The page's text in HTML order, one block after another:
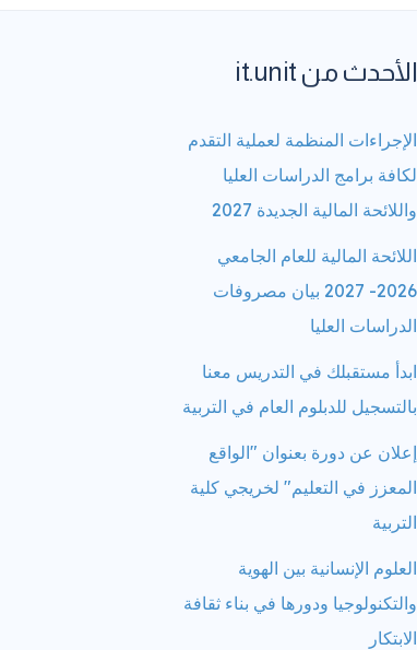
الأحدث من it.unit
الإجراءات المنظمة لعملية التقدم
لكافة برامج الدراسات العليا
واللائحة المالية الجديدة 2027
اللائحة المالية للعام الجامعي
2026- 2027 بيان مصروفات
الدراسات العليا
ابدأ مستقبلك في التدريس معنا
بالتسجيل للدبلوم العام في التربية
إعلان عن دورة بعنوان "الواقع
المعزز في التعليم" لخريجي كلية
التربية
العلوم الإنسانية بين الهوية
والتكنولوجيا ودورها في بناء ثقافة
الابتكار